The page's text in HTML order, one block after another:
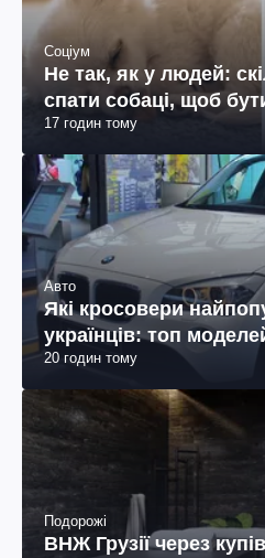
Соціум
Не так, як у людей:
спати собаці, щоб
17 годин тому
Авто
Які кросовери
українців: топ
20 годин тому
Подорожі
ВНЖ Грузії через